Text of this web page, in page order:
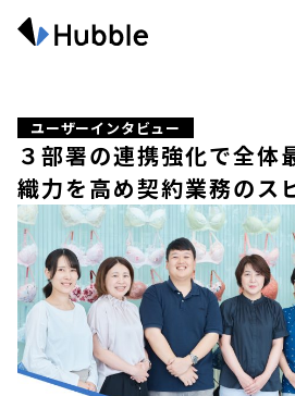
ユーザーインタビュー
３部署の連携強化で全体
織力を高め契約業務のス